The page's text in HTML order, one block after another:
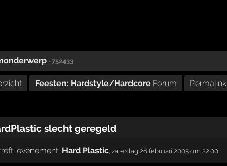
· 752433
Feesten: Hardstyle/Hardcore Forum Permalink
slecht geregeld
evenement: Hard Plastic, zaterdag 26 februari 2005om 22:00